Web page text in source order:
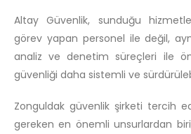
Altay Güvenlik, sunduğu
görev yapan personel ile değil,
analiz ve denetim süreçleri ile
güvenliği daha sistemli ve
Zonguldak güvenlik şirketi tercih
gereken en önemli unsurlardan